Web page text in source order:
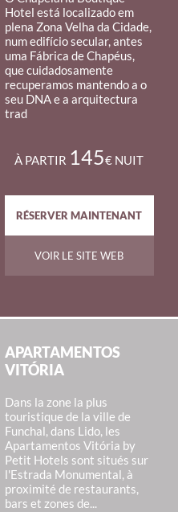
Hotel está localizado em
plena Zona Velha da Cidade,
num edifício secular, antes
uma Fábrica de Chapéus,
que cuidadosamente
recuperamos mantendo a o
seu DNA e a arquitectura
trad
À PARTIR 145€ NUIT
RÉSERVER MAINTENANT
VOIR LE SITE WEB
APARTAMENTOS
VITÓRIA
Dans la zone la plus
touristique de la ville de
Funchal, dans Lido, les
Apartamentos Vitória by
Petit Hotels sont situés sur
l'Estrada Monumental, à
proximité de restaurants,
bars et zones de...